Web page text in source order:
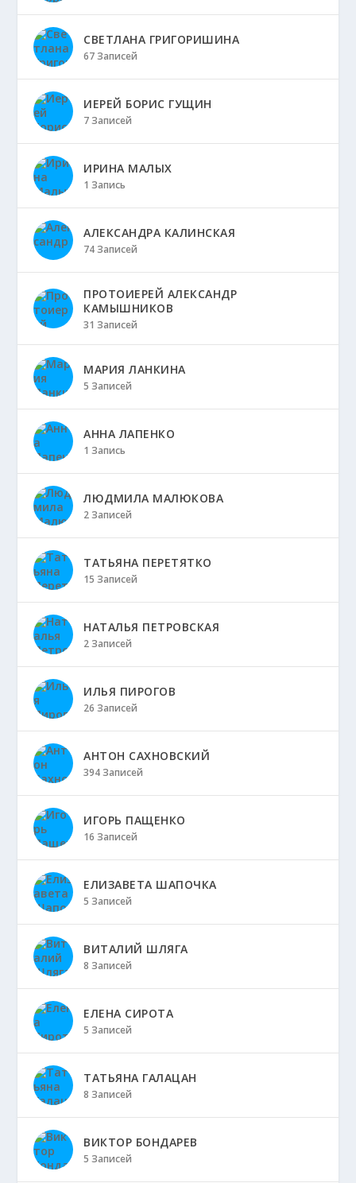
СВЕТЛАНА ГРИГОРИШИНА
67 Записей
ИЕРЕЙ БОРИС ГУЩИН
7 Записей
ИРИНА МАЛЫХ
1 Запись
АЛЕКСАНДРА КАЛИНСКАЯ
74 Записей
ПРОТОИЕРЕЙ АЛЕКСАНДР
КАМЫШНИКОВ
31 Записей
МАРИЯ ЛАНКИНА
5 Записей
АННА ЛАПЕНКО
1 Запись
ЛЮДМИЛА МАЛЮКОВА
2 Записей
ТАТЬЯНА ПЕРЕТЯТКО
15 Записей
НАТАЛЬЯ ПЕТРОВСКАЯ
2 Записей
ИЛЬЯ ПИРОГОВ
26 Записей
АНТОН САХНОВСКИЙ
394 Записей
ИГОРЬ ПАЩЕНКО
16 Записей
ЕЛИЗАВЕТА ШАПОЧКА
5 Записей
ВИТАЛИЙ ШЛЯГА
8 Записей
ЕЛЕНА СИРОТА
5 Записей
ТАТЬЯНА ГАЛАЦАН
8 Записей
ВИКТОР БОНДАРЕВ
5 Записей